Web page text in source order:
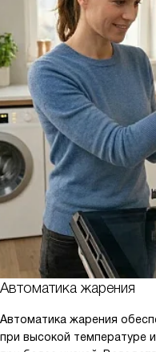
Автоматика жарения
Автоматика жарения
при высокой температуре